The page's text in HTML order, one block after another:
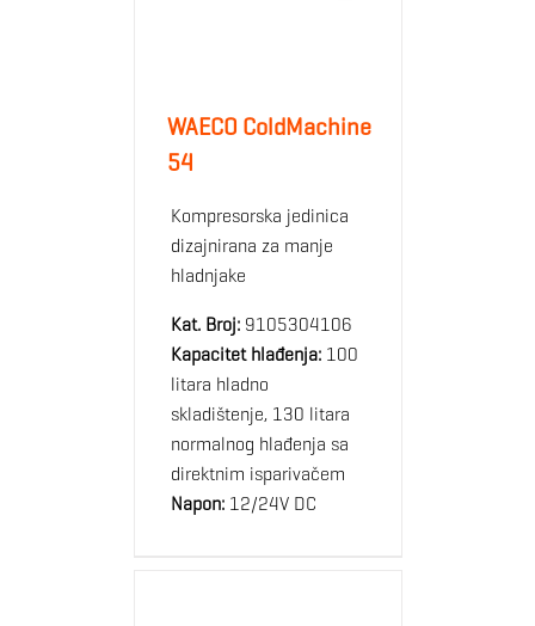
WAECO ColdMachine
54
Kompresorska jedinica
dizajnirana za manje
hladnjake
Kat. Broj:9105304106
Kapacitet hlađenja:100
litara hladno
skladištenje, 130 litara
normalnog hlađenja sa
direktnim isparivačem
Napon:12/24V DC